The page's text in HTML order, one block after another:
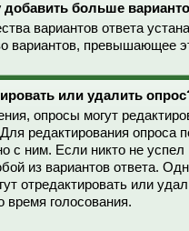
больше
вариантов ответа
вариантов, превышающее
или удалить
опросы могут
редактирования опроса
с ним. Если никто не
из вариантов ответа.
отредактировать или
время голосования.